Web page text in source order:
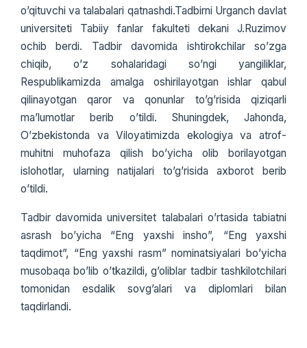
o’qituvchi va talabalari qatnashdi.Tadbirni Urganch davlat
universiteti Tabiiy fanlar fakulteti dekani J.Ruzimov
ochib berdi. Tadbir davomida ishtirokchilar so’zga
chiqib, o’z sohalaridagi so’ngi yangiliklar,
Respublikamizda amalga oshirilayotgan ishlar qabul
qilinayotgan qaror va qonunlar to’g’risida qiziqarli
ma’lumotlar berib o’tildi. Shuningdek, Jahonda,
O’zbekistonda va Viloyatimizda ekologiya va atrof-
muhitni muhofaza qilish bo’yicha olib borilayotgan
islohotlar, ularning natijalari to’g’risida axborot berib
o’tildi.
Tadbir davomida universitet talabalari o’rtasida tabiatni
asrash bo’yicha “Eng yaxshi insho”, “Eng yaxshi
taqdimot”, “Eng yaxshi rasm” nominatsiyalari bo’yicha
musobaqa bo’lib o’tkazildi, g’oliblar tadbir tashkilotchilari
tomonidan esdalik sovg’alari va diplomlari bilan
taqdirlandi.